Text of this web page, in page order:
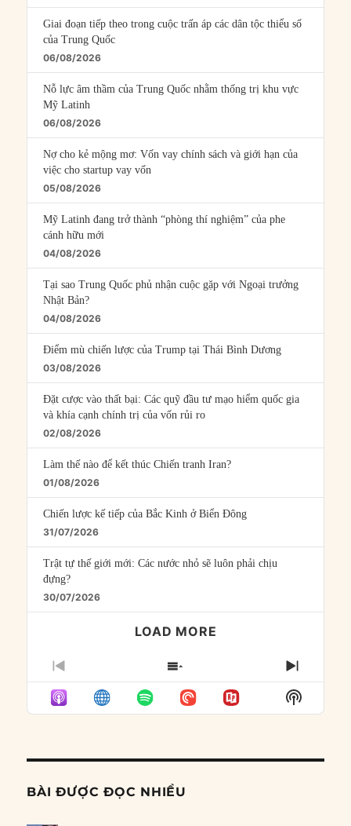
Giai đoạn tiếp theo trong cuộc trấn áp các dân tộc thiểu số
của Trung Quốc
06/08/2026
Nỗ lực âm thầm của Trung Quốc nhằm thống trị khu vực
Mỹ Latinh
06/08/2026
Nợ cho kẻ mộng mơ: Vốn vay chính sách và giới hạn của
việc cho startup vay vốn
05/08/2026
Mỹ Latinh đang trở thành “phòng thí nghiệm” của phe
cánh hữu mới
04/08/2026
Tại sao Trung Quốc phủ nhận cuộc gặp với Ngoại trưởng
Nhật Bản?
04/08/2026
Điểm mù chiến lược của Trump tại Thái Bình Dương
03/08/2026
Đặt cược vào thất bại: Các quỹ đầu tư mạo hiểm quốc gia
và khía cạnh chính trị của vốn rủi ro
02/08/2026
Làm thế nào để kết thúc Chiến tranh Iran?
01/08/2026
Chiến lược kế tiếp của Bắc Kinh ở Biển Đông
31/07/2026
Trật tự thế giới mới: Các nước nhỏ sẽ luôn phải chịu
đựng?
30/07/2026
LOAD MORE
PREVIOUS
EPISODE
SHOW
EPISODES
LIST
NEXT
Show
Podcast
BÀI ĐƯỢC ĐỌC NHIỀU